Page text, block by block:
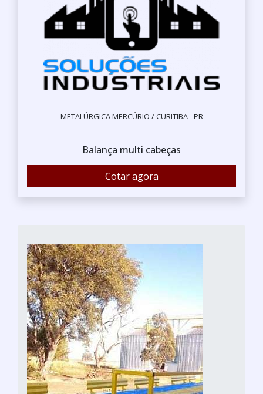
METALÚRGICA MERCÚRIO / CURITIBA - PR
Balança multi cabeças
Cotar agora